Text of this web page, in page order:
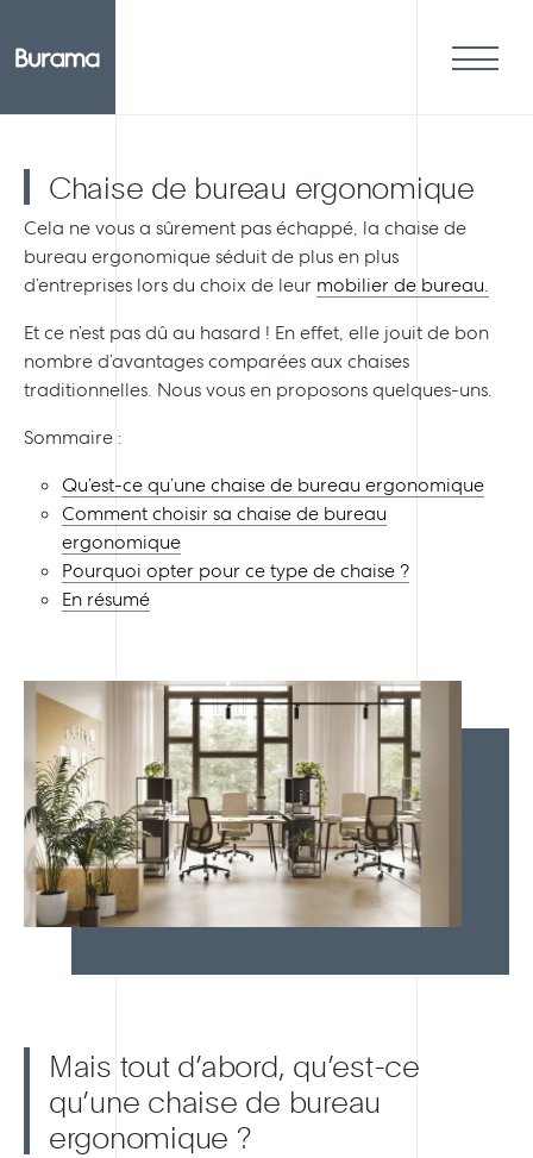
Chaise de bureau ergonomique
Cela ne vous a sûrement pas échappé, la chaise de
bureau ergonomique séduit de plus en plus
d’entreprises lors du choix de leur mobilier de bureau.
Et ce n’est pas dû au hasard ! En effet, elle jouit de bon
nombre d’avantages comparées aux chaises
traditionnelles. Nous vous en proposons quelques-uns.
Sommaire :
Qu’est-ce qu’une chaise de bureau ergonomique
Comment choisir sa chaise de bureau
ergonomique
Pourquoi opter pour ce type de chaise ?
En résumé
Mais tout d’abord, qu’est-ce
qu’une chaise de bureau
ergonomique ?